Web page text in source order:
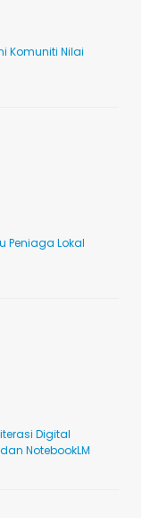
Komuniti Nilai
Peniaga Lokal
Digital
NotebookLM